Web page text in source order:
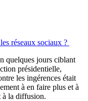
réseaux sociaux ?
quelques jours ciblant
présidentielle,
les ingérences était
à en faire plus et à
à la diffusion.